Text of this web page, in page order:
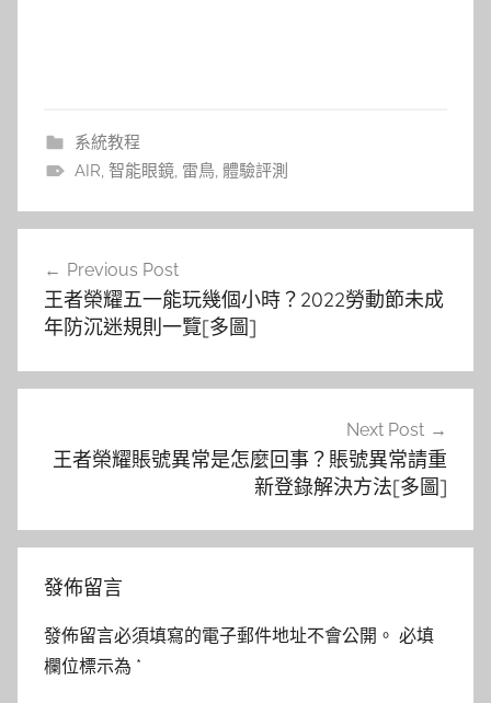
系統教程
AIR, 智能眼鏡, 雷鳥, 體驗評測
導
覽
Previous Post
王者榮耀五一能玩幾個小時？2022勞動節未成
年防沉迷規則一覽[多圖]
Next Post
王者榮耀賬號異常是怎麼回事？賬號異常請重
新登錄解決方法[多圖]
發佈留言
發佈留言必須填寫的電子郵件地址不會公開。 必填
欄位標示為 *